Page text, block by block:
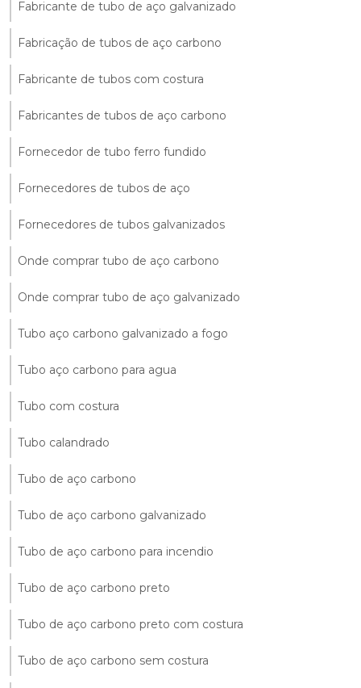
Fabricante de tubo de aço galvanizado
Fabricação de tubos de aço carbono
Fabricante de tubos com costura
Fabricantes de tubos de aço carbono
Fornecedor de tubo ferro fundido
Fornecedores de tubos de aço
Fornecedores de tubos galvanizados
Onde comprar tubo de aço carbono
Onde comprar tubo de aço galvanizado
Tubo aço carbono galvanizado a fogo
Tubo aço carbono para agua
Tubo com costura
Tubo calandrado
Tubo de aço carbono
Tubo de aço carbono galvanizado
Tubo de aço carbono para incendio
Tubo de aço carbono preto
Tubo de aço carbono preto com costura
Tubo de aço carbono sem costura